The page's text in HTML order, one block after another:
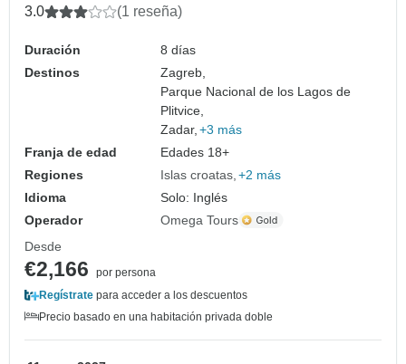
3.0 (1 reseña)
Duración
8 días
Destinos
Zagreb,
Parque Nacional de los Lagos de
Plitvice,
Zadar, +3 más
Franja de edad
Edades 18+
Regiones
Islas croatas +2 más
Idioma
Solo: Inglés
Operador
Omega Tours
Desde
€2,166
por persona
Regístrate para acceder a los descuentos
Precio basado en una habitación privada doble